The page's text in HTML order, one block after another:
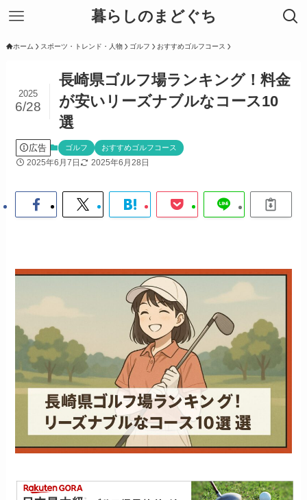
暮らしのまどぐち
ホーム スポーツ・トレンド・人物 ゴルフ おすすめゴルフコース
長崎県ゴルフ場ランキング！料金
が安いリーズナブルなコース10
選
2025
6/28
広告 ゴルフ おすすめゴルフコース
2025年6月7日 2025年6月28日